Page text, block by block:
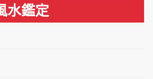
水鑑定